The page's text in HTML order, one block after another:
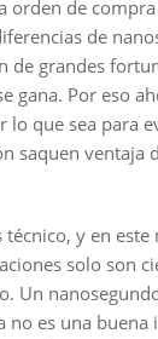
orden de
de
de grandes
gana. Por eso
lo que sea para
saquen ventaja
y en este
solo son
Un
no es una buena